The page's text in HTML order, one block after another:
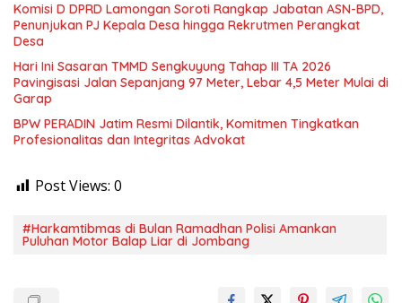
Komisi D DPRD Lamongan Soroti Rangkap Jabatan ASN-BPD,
Penunjukan PJ Kepala Desa hingga Rekrutmen Perangkat
Desa
Hari Ini Sasaran TMMD Sengkuyung Tahap III TA 2026
Pavingisasi Jalan Sepanjang 97 Meter, Lebar 4,5 Meter Mulai di
Garap
BPW PERADIN Jatim Resmi Dilantik, Komitmen Tingkatkan
Profesionalitas dan Integritas Advokat
Post Views: 0
#Harkamtibmas di Bulan Ramadhan Polisi Amankan
Puluhan Motor Balap Liar di Jombang